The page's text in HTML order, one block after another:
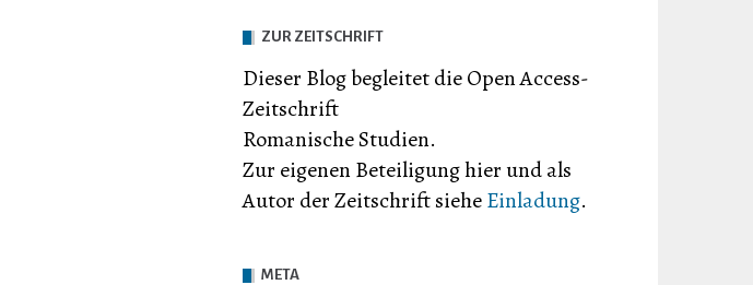
ZUR ZEITSCHRIFT
Dieser Blog begleitet die Open Access-
Zeitschrift
Romanische Studien.
Zur eigenen Beteiligung hier und als
Autor der Zeitschrift sieheEinladung.
META